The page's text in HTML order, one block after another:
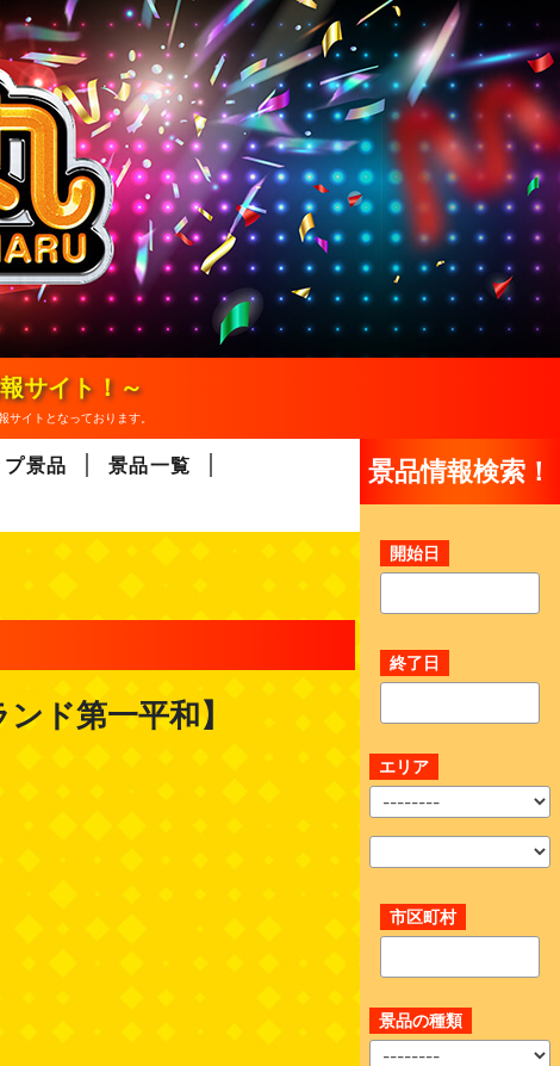
サイト！～
イトとなっております。
景品
景品一覧
ド第一平和】
景品情報検索！
開始日
終了日
エリア
市区町村
景品の種類